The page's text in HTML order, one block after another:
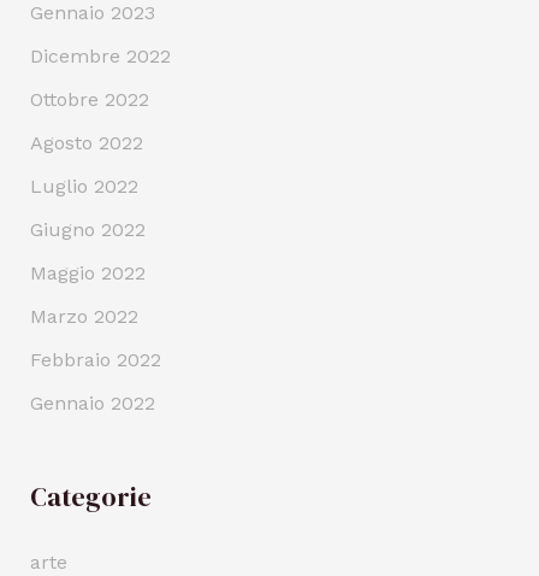
Gennaio 2023
Dicembre 2022
Ottobre 2022
Agosto 2022
Luglio 2022
Giugno 2022
Maggio 2022
Marzo 2022
Febbraio 2022
Gennaio 2022
Categorie
arte